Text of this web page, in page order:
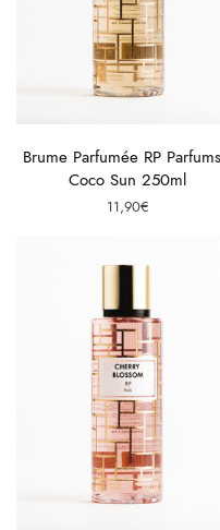
Ajouter au panier
Brume Parfumée RP
Coco Sun 250ml
11,90€